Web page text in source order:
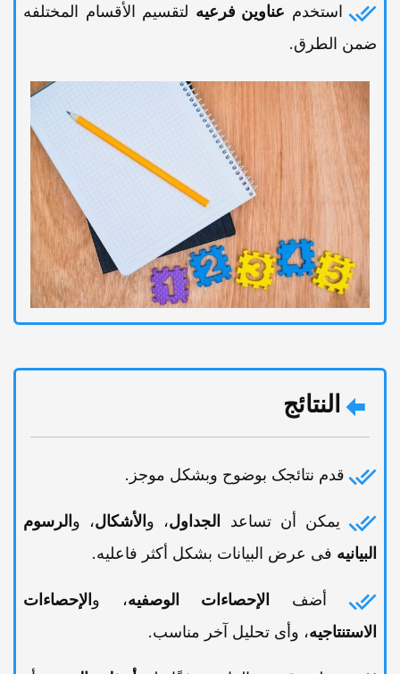
استخدم عناوین فرعیه لتقسیم الأقسام المختلفه
ضمن الطرق.
النتائج
قدم نتائجک بوضوح وبشکل موجز.
یمکن أن تساعد الجداول، و الأشکال، و الرسوم
البیانیه فی عرض البیانات بشکل أکثر فاعلیه.
أضف الإحصاءات الوصفیه، و الإحصاءات
الاستنتاجیه، وأی تحلیل آخر مناسب.